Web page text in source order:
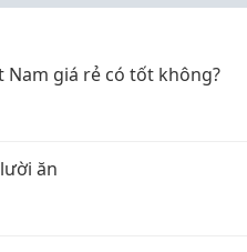
Nam giá rẻ có tốt không?
ăn